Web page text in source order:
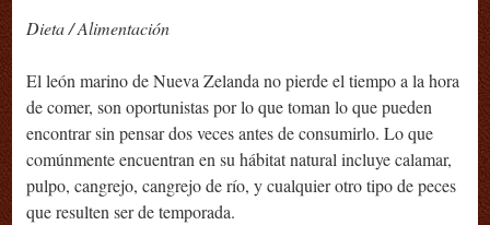
Dieta / Alimentación
El león marino de Nueva Zelanda no pierde el tiempo a la hora
de comer, son oportunistas por lo que toman lo que pueden
encontrar sin pensar dos veces antes de consumirlo. Lo que
comúnmente encuentran en su hábitat natural incluye calamar,
pulpo, cangrejo, cangrejo de río, y cualquier otro tipo de peces
que resulten ser de temporada.